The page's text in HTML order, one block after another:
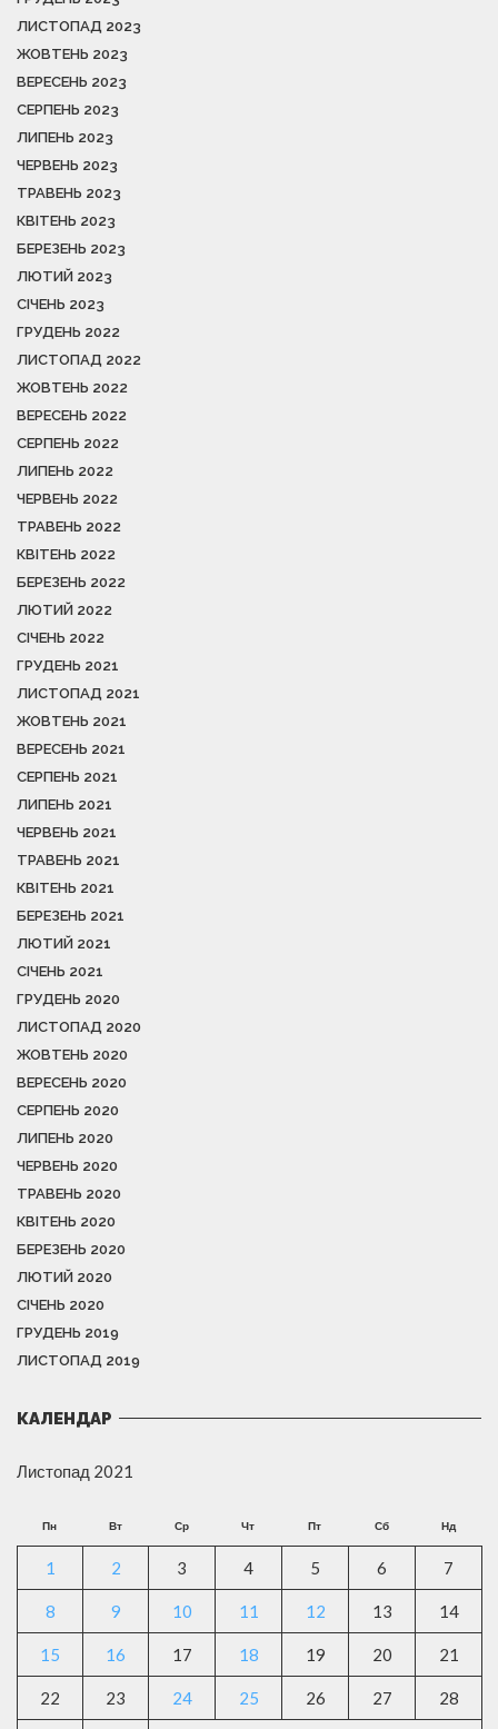
ЛИСТОПАД 2023
ЖОВТЕНЬ 2023
ВЕРЕСЕНЬ 2023
СЕРПЕНЬ 2023
ЛИПЕНЬ 2023
ЧЕРВЕНЬ 2023
ТРАВЕНЬ 2023
КВІТЕНЬ 2023
БЕРЕЗЕНЬ 2023
ЛЮТИЙ 2023
СІЧЕНЬ 2023
ГРУДЕНЬ 2022
ЛИСТОПАД 2022
ЖОВТЕНЬ 2022
ВЕРЕСЕНЬ 2022
СЕРПЕНЬ 2022
ЛИПЕНЬ 2022
ЧЕРВЕНЬ 2022
ТРАВЕНЬ 2022
КВІТЕНЬ 2022
БЕРЕЗЕНЬ 2022
ЛЮТИЙ 2022
СІЧЕНЬ 2022
ГРУДЕНЬ 2021
ЛИСТОПАД 2021
ЖОВТЕНЬ 2021
ВЕРЕСЕНЬ 2021
СЕРПЕНЬ 2021
ЛИПЕНЬ 2021
ЧЕРВЕНЬ 2021
ТРАВЕНЬ 2021
КВІТЕНЬ 2021
БЕРЕЗЕНЬ 2021
ЛЮТИЙ 2021
СІЧЕНЬ 2021
ГРУДЕНЬ 2020
ЛИСТОПАД 2020
ЖОВТЕНЬ 2020
ВЕРЕСЕНЬ 2020
СЕРПЕНЬ 2020
ЛИПЕНЬ 2020
ЧЕРВЕНЬ 2020
ТРАВЕНЬ 2020
КВІТЕНЬ 2020
БЕРЕЗЕНЬ 2020
ЛЮТИЙ 2020
СІЧЕНЬ 2020
ГРУДЕНЬ 2019
ЛИСТОПАД 2019
КАЛЕНДАР
Листопад 2021
Пн Вт Ср Чт Пт Сб Нд
1 2 3 4 5 6 7
8 9 10 11 12 13 14
15 16 17 18 19 20 21
22 23 24 25 26 27 28